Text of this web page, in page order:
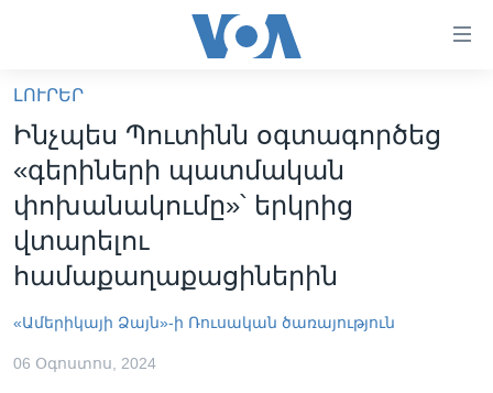
հիմնական
բովանդակությանը
անցնել
հիմնական
բովանդակությանը
հիմնական
բովանդակություն
ԼՈՒՐԵՐ
ՍՓՅՈՒՌՔ
ՏԵՍԱՆՅՈՒԹԵՐ
ՖԻԼՄԵՐ
ՖԻԼՄԵՐ
ՄԵՐ ՄԱՍԻՆ
ԼՈՒՐԵՐ
Ինչպես Պուտինն օգտագործեց
«գերիների պատմական
փոխանակումը»՝ երկրից
վտարելու
համաքաղաքացիներին
«Ամերիկայի Ձայն»-ի Ռուսական ծառայություն
06 Օգոստոս, 2024